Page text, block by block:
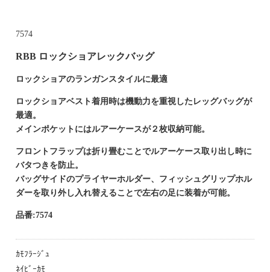
7574
RBB ロックショアレックバッグ
ロックショアのランガンスタイルに最適
ロックショアベスト着用時は機動力を重視したレッグバッグが
最適。
メインポケットにはルアーケースが２枚収納可能。
フロントフラップは折り畳むことでルアーケース取り出し時に
バタつきを防止。
バッグサイドのプライヤーホルダー、フィッシュグリップホル
ダーを取り外し入れ替えることで左右の足に装着が可能。
品番:7574
ｶﾓﾌﾗｰｼﾞｭ
ﾈｲﾋﾞｰｶﾓ